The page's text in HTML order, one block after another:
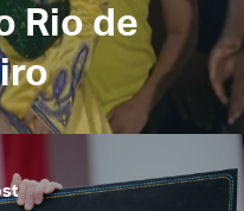
Rio de